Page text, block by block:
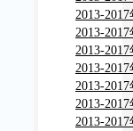
告
分析与投
2013-
市场监测
2013-
析与行业
2013-
场现状分
告
2013-
分析与行
2013-
与行业调
2013-
与行业调
2013-